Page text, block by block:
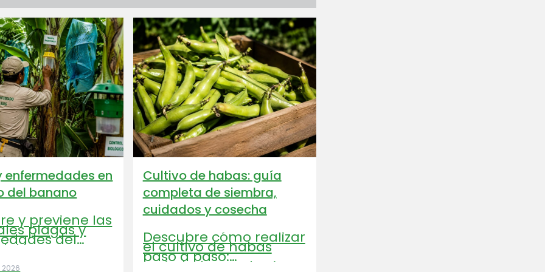
enfermedades en
del banano
y previene las
plagas y
del
banano:
Cultivo de habas: guía
completa de siembra,
cuidados y cosecha
Descubre cómo realizar
el cultivo de habas
paso a paso:
variedades, suelo, riego,